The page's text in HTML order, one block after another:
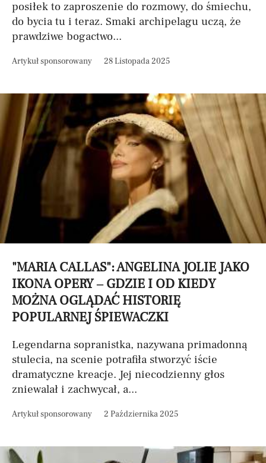
posiłek to zaproszenie do rozmowy, do śmiechu,
do bycia tu i teraz. Smaki archipelagu uczą, że
prawdziwe bogactwo...
Artykuł sponsorowany 28 Listopada 2025
"MARIA CALLAS": ANGELINA JOLIE JAKO
IKONA OPERY – GDZIE I OD KIEDY
MOŻNA OGLĄDAĆ HISTORIĘ
POPULARNEJ ŚPIEWACZKI
Legendarna sopranistka, nazywana primadonną
stulecia, na scenie potrafiła stworzyć iście
dramatyczne kreacje. Jej niecodzienny głos
zniewalał i zachwycał, a...
Artykuł sponsorowany 2 Października 2025